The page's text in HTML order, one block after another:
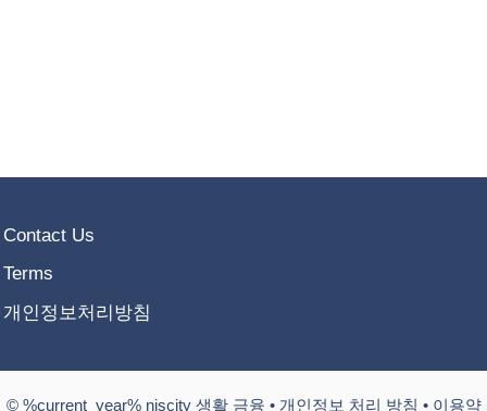
Contact Us
Terms
개인정보처리방침
© %current_year% niscity 생활 금융 • 개인정보 처리 방침 • 이용약